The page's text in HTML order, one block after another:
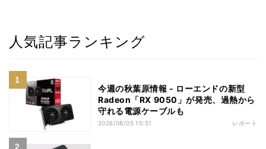
人気記事ランキング
今週の秋葉原情報 - ローエンドの新型
Radeon「RX 9050」が発売、過熱から
守れる電源ケーブルも
2026/08/05 15:51 レポート